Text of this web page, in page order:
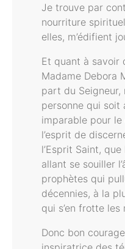
Je trouve par
nourriture
elles, m’édifient
Et quant à savoir
Madame Debora
part du Seigneur,
personne qui soit
imparable pour le
l’esprit de
l’Esprit Saint,
allant se souiller
prophètes qui
décennies, à la
qui s’en frotte les
Donc bon